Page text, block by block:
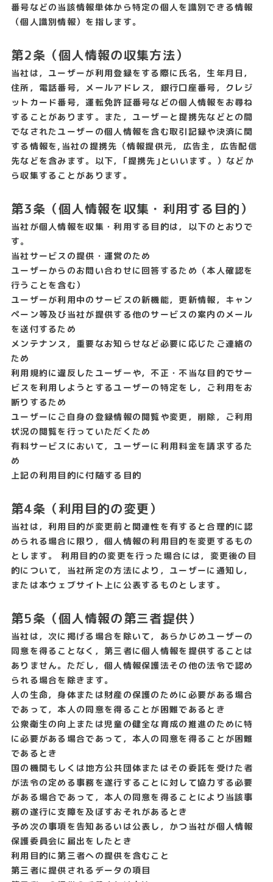
番号などの当該情報単体から特定の個人を識別できる情報
（個人識別情報）を指します。
第2条（個人情報の収集方法）
当社は，ユーザーが利用登録をする際に氏名，生年月日，
住所，電話番号，メールアドレス，銀行口座番号，クレジ
ットカード番号，運転免許証番号などの個人情報をお尋ね
することがあります。また，ユーザーと提携先などとの間
でなされたユーザーの個人情報を含む取引記録や決済に関
する情報を,当社の提携先（情報提供元，広告主，広告配信
先などを含みます。以下，｢提携先｣といいます。）などか
ら収集することがあります。
第3条（個人情報を収集・利用する目的）
当社が個人情報を収集・利用する目的は，以下のとおりで
す。
当社サービスの提供・運営のため
ユーザーからのお問い合わせに回答するため（本人確認を
行うことを含む）
ユーザーが利用中のサービスの新機能，更新情報，キャン
ペーン等及び当社が提供する他のサービスの案内のメール
を送付するため
メンテナンス，重要なお知らせなど必要に応じたご連絡の
ため
利用規約に違反したユーザーや，不正・不当な目的でサー
ビスを利用しようとするユーザーの特定をし，ご利用をお
断りするため
ユーザーにご自身の登録情報の閲覧や変更，削除，ご利用
状況の閲覧を行っていただくため
有料サービスにおいて，ユーザーに利用料金を請求するた
め
上記の利用目的に付随する目的
第4条（利用目的の変更）
当社は，利用目的が変更前と関連性を有すると合理的に認
められる場合に限り，個人情報の利用目的を変更するもの
とします。 利用目的の変更を行った場合には，変更後の目
的について，当社所定の方法により，ユーザーに通知し，
または本ウェブサイト上に公表するものとします。
第5条（個人情報の第三者提供）
当社は，次に掲げる場合を除いて，あらかじめユーザーの
同意を得ることなく，第三者に個人情報を提供することは
ありません。ただし，個人情報保護法その他の法令で認め
られる場合を除きます。
人の生命，身体または財産の保護のために必要がある場合
であって，本人の同意を得ることが困難であるとき
公衆衛生の向上または児童の健全な育成の推進のために特
に必要がある場合であって，本人の同意を得ることが困難
であるとき
国の機関もしくは地方公共団体またはその委託を受けた者
が法令の定める事務を遂行することに対して協力する必要
がある場合であって，本人の同意を得ることにより当該事
務の遂行に支障を及ぼすおそれがあるとき
予め次の事項を告知あるいは公表し，かつ当社が個人情報
保護委員会に届出をしたとき
利用目的に第三者への提供を含むこと
第三者に提供されるデータの項目